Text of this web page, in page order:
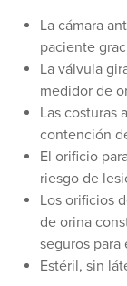
La cámara
paciente
La válvula
medidor de
Las costuras
contención
El orificio
riesgo de
Los orificios
de orina
seguros para
Estéril, sin